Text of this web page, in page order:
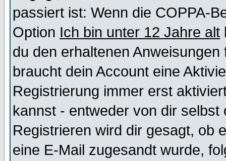
passiert ist: Wenn die COPPA-
Option Ich bin unter 12 Jahre alt
du den erhaltenen
braucht dein Account eine
Registrierung immer erst
kannst - entweder von dir selbst
Registrieren wird dir gesagt, ob
eine E-Mail zugesandt wurde,